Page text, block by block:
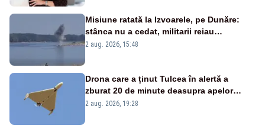
Misiune ratată la Izvoarele, pe Dunăre:
stânca nu a cedat, militarii reiau
detonările luni – VIDEO
2 aug. 2026, 15:48
Drona care a ținut Tulcea în alertă a
zburat 20 de minute deasupra apelor
României. Au fost ridicate două F-16
2 aug. 2026, 19:28